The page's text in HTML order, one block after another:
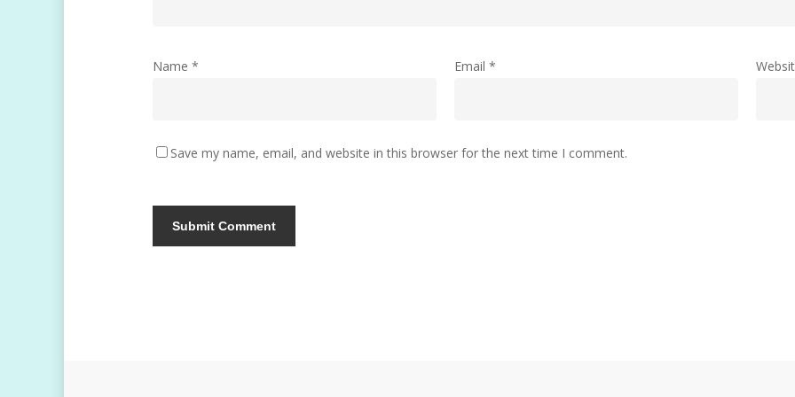
Name * Email *
Save my name, email, and website in this browser for the next time I comment.